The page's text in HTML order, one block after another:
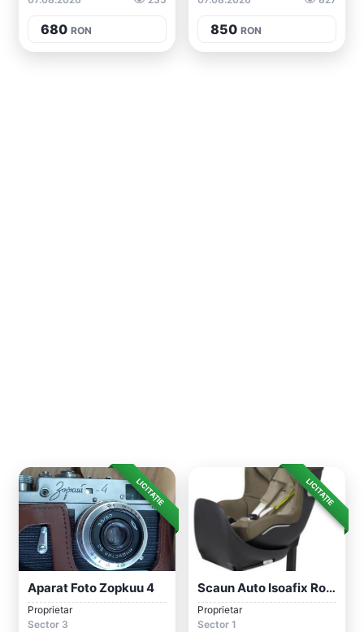
680 RON 850 RON
LICITAȚIE
Aparat Foto Zopkuu 4
Proprietar
Sector 3
LICITAȚIE
Scaun Auto Isoafix Rotativ GB Vaya, 0-18...
Proprietar
Sector 1